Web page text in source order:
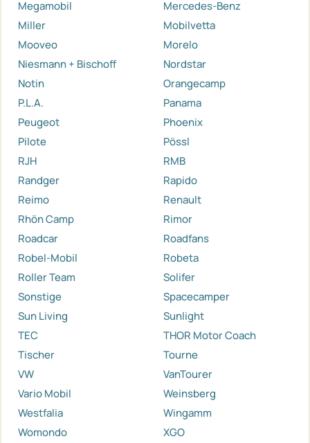
Megamobil
Mercedes-Benz
Miller
Mobilvetta
Mooveo
Morelo
Niesmann + Bischoff
Nordstar
Notin
Orangecamp
P.L.A.
Panama
Peugeot
Phoenix
Pilote
Pössl
RJH
RMB
Randger
Rapido
Reimo
Renault
Rhön Camp
Rimor
Roadcar
Roadfans
Robel-Mobil
Robeta
Roller Team
Solifer
Sonstige
Spacecamper
Sun Living
Sunlight
TEC
THOR Motor Coach
Tischer
Tourne
VW
VanTourer
Vario Mobil
Weinsberg
Westfalia
Wingamm
Womondo
XGO